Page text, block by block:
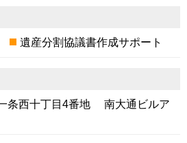
遺産分割協議書作成サポート
条西十丁目4番地 南大通ビルア